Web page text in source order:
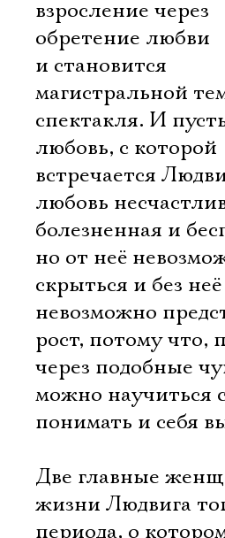
взросление через
обретение любви
и становится
магистральной
спектакля. И
любовь, с которой
встречается
любовь
болезненная и
но от неё
скрыться и без
невозможно
рост, потому что,
через подобные
можно научиться
понимать и себя
Две главные
жизни Людвига
периода, о